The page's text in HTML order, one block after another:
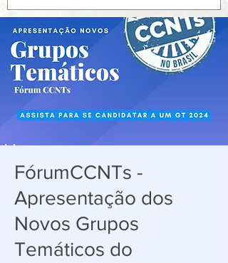
FórumCCNTs -
Apresentação dos
Novos Grupos
Temáticos do